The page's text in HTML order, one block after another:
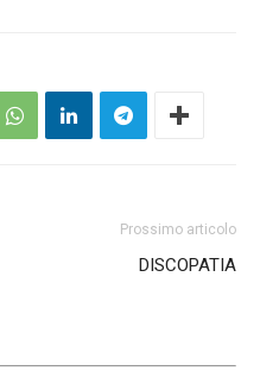
Prossimo articolo
DISCOPATIA